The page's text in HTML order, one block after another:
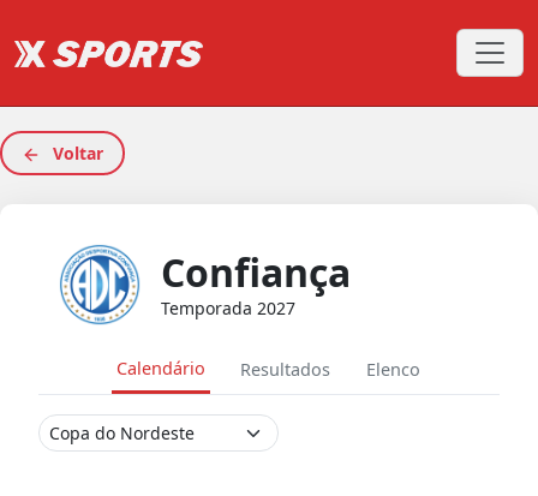
Voltar
Confiança
Temporada 2027
Calendário Resultados Elenco